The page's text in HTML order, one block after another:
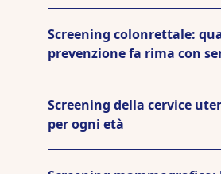
Screening colonrettale:
prevenzione fa rima con
Screening della cervice
per ogni età